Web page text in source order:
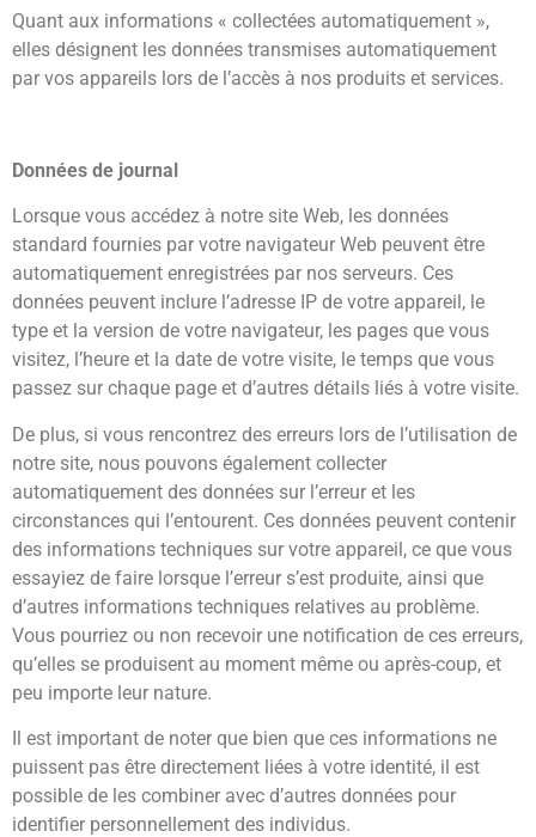
Quant aux informations « collectées automatiquement »,
elles désignent les données transmises automatiquement
par vos appareils lors de l’accès à nos produits et services.
Données de journal
Lorsque vous accédez à notre site Web, les données
standard fournies par votre navigateur Web peuvent être
automatiquement enregistrées par nos serveurs. Ces
données peuvent inclure l’adresse IP de votre appareil, le
type et la version de votre navigateur, les pages que vous
visitez, l’heure et la date de votre visite, le temps que vous
passez sur chaque page et d’autres détails liés à votre visite.
De plus, si vous rencontrez des erreurs lors de l’utilisation de
notre site, nous pouvons également collecter
automatiquement des données sur l’erreur et les
circonstances qui l’entourent. Ces données peuvent contenir
des informations techniques sur votre appareil, ce que vous
essayiez de faire lorsque l’erreur s’est produite, ainsi que
d’autres informations techniques relatives au problème.
Vous pourriez ou non recevoir une notification de ces erreurs,
qu’elles se produisent au moment même ou après-coup, et
peu importe leur nature.
Il est important de noter que bien que ces informations ne
puissent pas être directement liées à votre identité, il est
possible de les combiner avec d’autres données pour
identifier personnellement des individus.